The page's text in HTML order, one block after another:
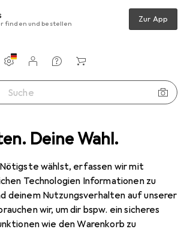
Deine Wahl.
Nötigste wählst, erfassen wir mit
Technologien Informationen zu
deinem Nutzungsverhalten auf unserer
wir, um dir bspw. ein sicheres
wie den Warenkorb zu
finden und bestellen Zur App
Einstellungen
Kundenkonto
Vergleichslisten
Merklisten
Warenkorb
Produktbewertungen Bestes Party Spiel
NintendoMario Kart 8 Deluxe
Switch, DE